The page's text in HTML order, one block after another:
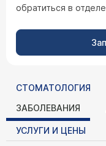
обратиться в
СТОМАТОЛОГИЯ
ЗАБОЛЕВАНИЯ
УСЛУГИ И ЦЕНЫ